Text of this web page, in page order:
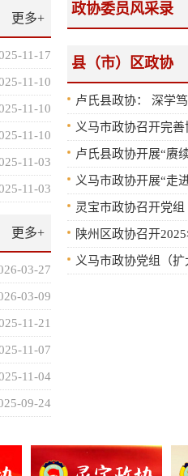
更多+
11-17
11-10
11-10
11-10
11-03
11-03
更多+
03-27
03-09
11-21
11-07
11-04
09-24
政协委员风采录
县（市）区政协
卢氏县政协： 深学
精准督办提质效
义马市政协召开完善
体系建设 调研座谈会
卢氏县政协开展“赓
强化使命担当”主题
义马市政协开展“走
协商共谋发展”活动
灵宝市政协召开党组
会议
陕州区政协召开
工作剖析座谈会
义马市政协党组（扩